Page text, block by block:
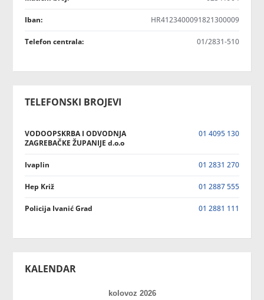
Iban: HR4123400091821300009
Telefon centrala: 01/2831-510
TELEFONSKI BROJEVI
VODOOPSKRBA I ODVODNJA
ZAGREBAČKE ŽUPANIJE d.o.o
01 4095 130
Ivaplin 01 2831 270
Hep Križ 01 2887 555
Policija Ivanić Grad 01 2881 111
KALENDAR
kolovoz 2026